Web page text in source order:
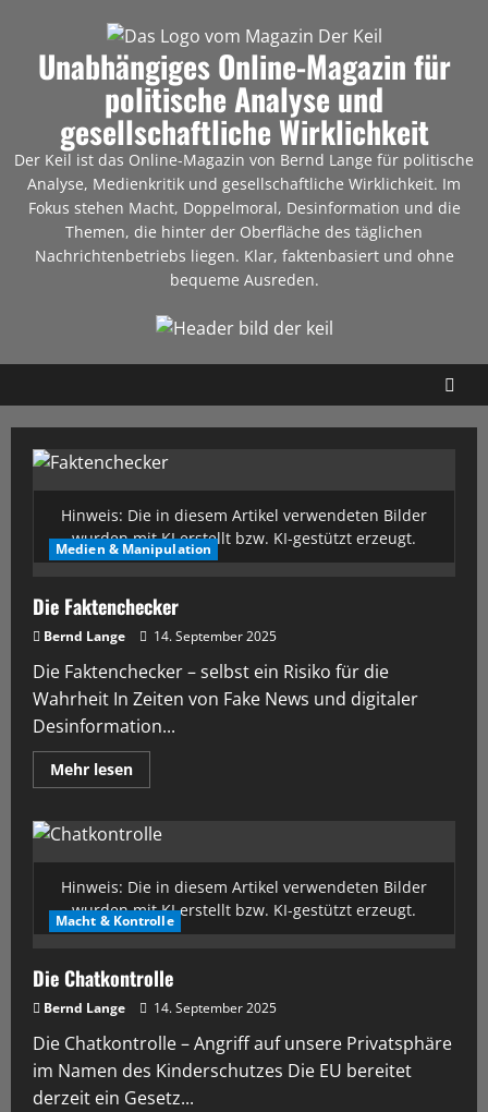
Unabhängiges Online-Magazin für
politische Analyse und
gesellschaftliche Wirklichkeit
Der Keil ist das Online-Magazin von Bernd Lange für politische
Analyse, Medienkritik und gesellschaftliche Wirklichkeit. Im
Fokus stehen Macht, Doppelmoral, Desinformation und die
Themen, die hinter der Oberfläche des täglichen
Nachrichtenbetriebs liegen. Klar, faktenbasiert und ohne
bequeme Ausreden.
Hinweis: Die in diesem Artikel verwendeten Bilder
wurden mit KI erstellt bzw. KI-gestützt erzeugt.
Medien & Manipulation
Die Faktenchecker
Bernd Lange 14. September 2025
Die Faktenchecker – selbst ein Risiko für die
Wahrheit In Zeiten von Fake News und digitaler
Desinformation...
Mehr lesen
Hinweis: Die in diesem Artikel verwendeten Bilder
wurden mit KI erstellt bzw. KI-gestützt erzeugt.
Macht & Kontrolle
Die Chatkontrolle
Bernd Lange 14. September 2025
Die Chatkontrolle – Angriff auf unsere Privatsphäre
im Namen des Kinderschutzes Die EU bereitet
derzeit ein Gesetz...